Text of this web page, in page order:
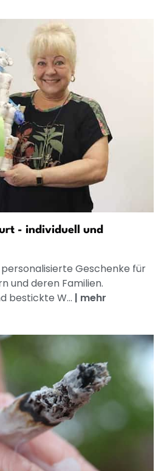
- individuell und
Geschenke für
und deren Familien.
bestickte W... | mehr